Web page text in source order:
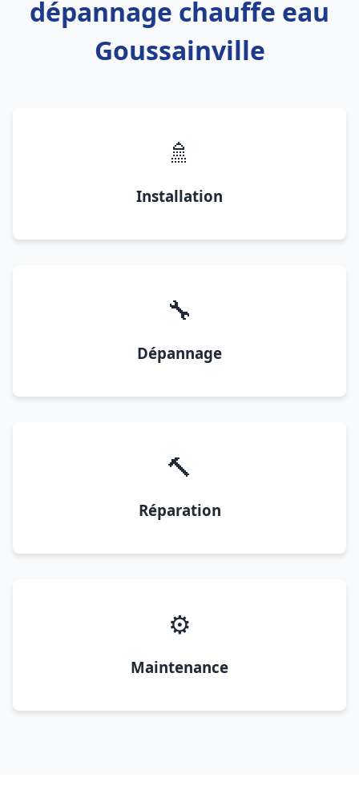
dépannage chauffe eau
Goussainville
🚿
Installation
🔧
Dépannage
🔨
Réparation
⚙️
Maintenance